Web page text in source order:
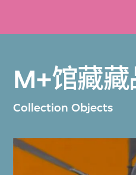
M+馆藏藏
Collection Objects